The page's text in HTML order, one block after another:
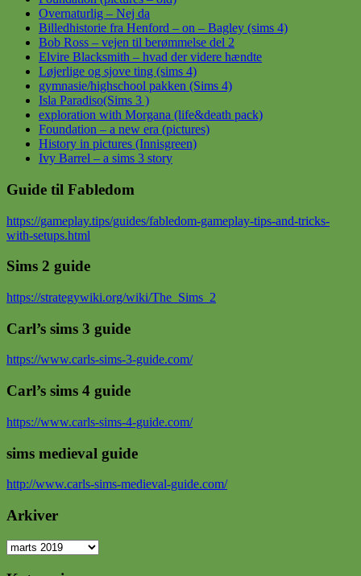
Overnaturlig – Nej da
Billedhistorie fra Henford – on – Bagley (sims 4)
Bob Ross – vejen til berømmelse del 2
Elvire Blacksmith – hvad der videre hændte
Løjerlige og sjove ting (sims 4)
gymnasie/highschool pakken (Sims 4)
Isla Paradiso(Sims 3 )
exploration with Morgana (life&death pack)
Foundation – a new era (pictures)
History in pictures (Innisgreen)
Ivy Barrel – a sims 3 story
Guide til Fabledom
https://gameplay.tips/guides/fabledom-gameplay-tips-and-tricks-
with-setups.html
Sims 2 guide
https://strategywiki.org/wiki/The_Sims_2
Carl’s sims 3 guide
https://www.carls-sims-3-guide.com/
Carl’s sims 4 guide
https://www.carls-sims-4-guide.com/
sims medieval guide
http://www.carls-sims-medieval-guide.com/
Arkiver
Arkiver